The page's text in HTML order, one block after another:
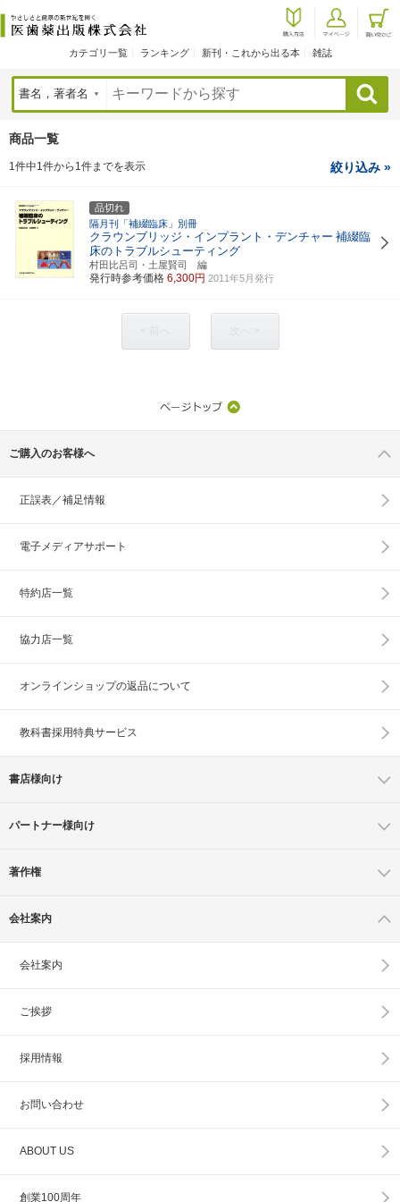
カテゴリ一覧 ランキング 新刊・これから出る本 雑誌
検索
商品一覧
1件中1件から1件までを表示 絞り込み »
品切れ
隔月刊「補綴臨床」別冊
クラウンブリッジ・インプラント・デンチャー 補綴臨
床のトラブルシューティング
村田比呂司・土屋賢司 編
発行時参考価格 6,300円 2011年5月発行
ご購入のお客様へ
正誤表／補足情報
電子メディアサポート
特約店一覧
協力店一覧
オンラインショップの返品について
教科書採用特典サービス
書店様向け
パートナー様向け
著作権
会社案内
会社案内
ご挨拶
採用情報
お問い合わせ
ABOUT US
創業100周年